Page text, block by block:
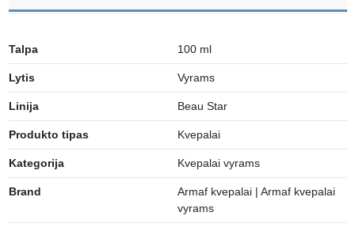
Talpa 100 ml
Lytis Vyrams
Linija Beau Star
Produkto tipas Kvepalai
Kategorija Kvepalai vyrams
Brand Armaf kvepalai | Armaf kvepalai
vyrams